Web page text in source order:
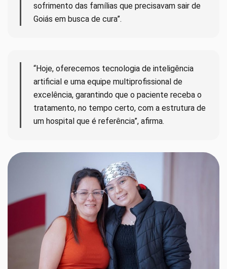
sofrimento das famílias que precisavam sair de
Goiás em busca de cura”.
“Hoje, oferecemos tecnologia de inteligência
artificial e uma equipe multiprofissional de
excelência, garantindo que o paciente receba o
tratamento, no tempo certo, com a estrutura de
um hospital que é referência”, afirma.